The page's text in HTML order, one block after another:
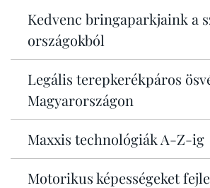
Kedvenc bringaparkjaink a
országokból
Legális terepkerékpáros
Magyarországon
Maxxis technológiák A-Z-ig
Motorikus képességeket